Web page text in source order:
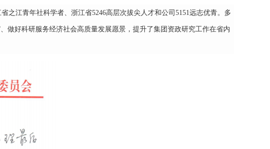
之江青年社科学者、浙江省5246高层次拔尖人才和公司5151远志优青。多
做好科研服务经济社会高质量发展愿景，提升了集团 资政研究工作在省内